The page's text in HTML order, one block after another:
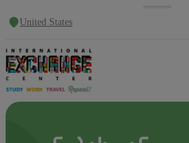
United States